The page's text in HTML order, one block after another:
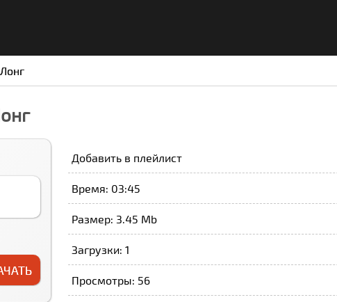
Добавить в плейлист
Время: 03:45
Размер: 3.45 Mb
Загрузки: 1
Просмотры: 56